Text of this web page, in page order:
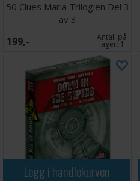
50 Clues Maria Trilogien Del 3
av 3
199,- Antall på
lager:1
Legg i handlekurven